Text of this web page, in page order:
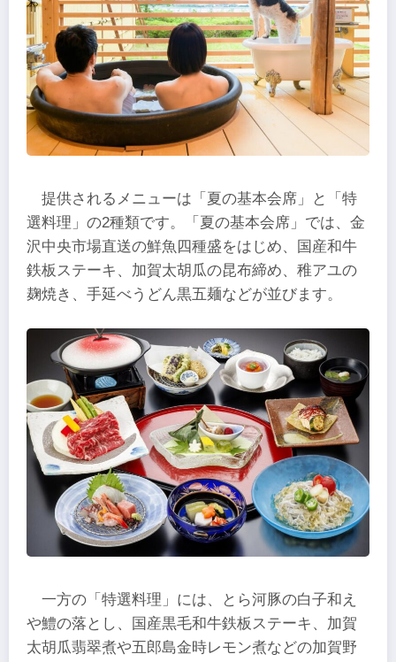
提供されるメニューは「夏の基本会席」と「特
選料理」の2種類です。「夏の基本会席」では、金
沢中央市場直送の鮮魚四種盛をはじめ、国産和牛
鉄板ステーキ、加賀太胡瓜の昆布締め、稚アユの
麹焼き、手延べうどん黒五麺などが並びます。
一方の「特選料理」には、とら河豚の白子和え
や鱧の落とし、国産黒毛和牛鉄板ステーキ、加賀
太胡瓜翡翠煮や五郎島金時レモン煮などの加賀野